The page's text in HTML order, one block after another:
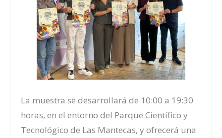
La muestra se desarrollará de 10:00 a 19:30
horas, en el entorno del Parque Científico y
Tecnológico de Las Mantecas, y ofrecerá una